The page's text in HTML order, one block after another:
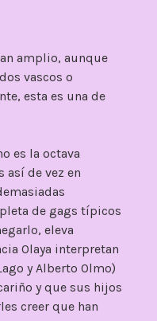
amplio, aunque
vascos o
esta es una de
es la octava
así de vez en
de gags típicos
eleva
Olaya interpretan
y Alberto Olmo)
y que sus hijos
creer que han